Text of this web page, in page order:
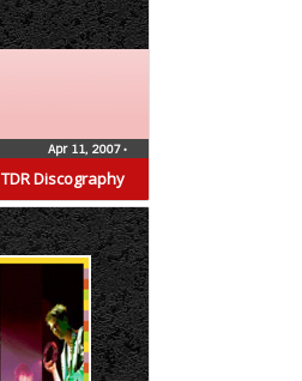
TDR Discography
Apr 11, 2007•